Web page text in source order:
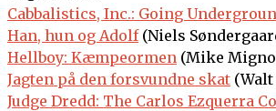
Cabbalistics, Inc.: Going
Han, hun og Adolf(Niels
Hellboy: Kæmpeormen (Mike
Jagten på den forsvundne skat (Walt
Judge Dredd: The Carlos Ezquerra